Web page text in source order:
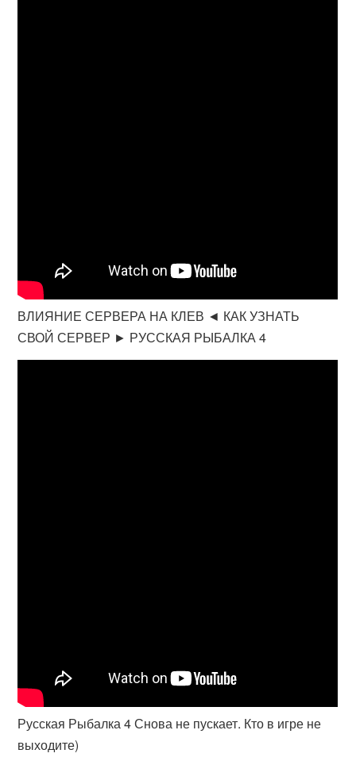
ВЛИЯНИЕ СЕРВЕРА НА КЛЕВ ◄ КАК УЗНАТЬ
СВОЙ СЕРВЕР ► РУССКАЯ РЫБАЛКА 4
Русская Рыбалка 4 Снова не пускает. Кто в игре не
выходите)